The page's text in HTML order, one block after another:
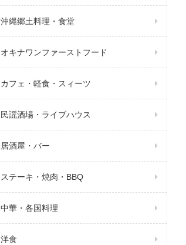
沖縄郷土料理・食堂
オキナワンファーストフード
カフェ・軽食・スィーツ
民謡酒場・ライブハウス
居酒屋・バー
ステーキ・焼肉・BBQ
中華・各国料理
洋食